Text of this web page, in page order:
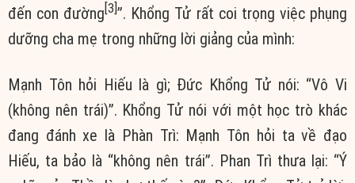
đến con đường[3]”. Khổng Tử rất coi trọng việc phụng
dưỡng cha mẹ trong những lời giảng của mình:
Mạnh Tôn hỏi Hiếu là gì; Đức Khổng Tử nói: “Vô Vi
(không nên trái)”. Khổng Tử nói với một học trò khác
đang đánh xe là Phàn Trì: Mạnh Tôn hỏi ta về đạo
Hiếu, ta bảo là “không nên trái”. Phan Trì thưa lại: “Ý